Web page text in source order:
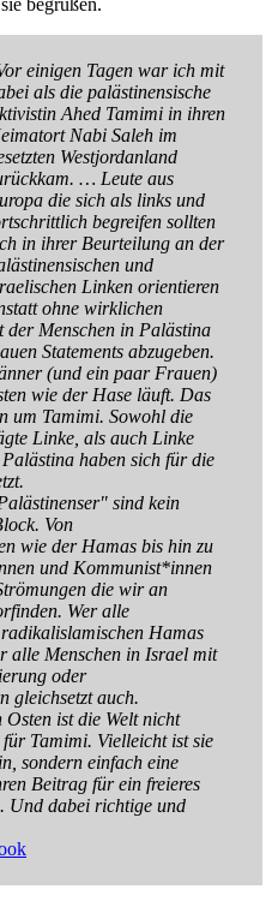
einigen Tagen war ich mit
als die palästinensische
Ahed Tamimi in ihren
Nabi Saleh im
Westjordanland
… Leute aus
die sich als links und
begreifen sollten
in ihrer Beurteilung an der
und
Linken orientieren
ohne wirklichen
Menschen in Palästina
Statements abzugeben.
(und ein paar Frauen)
wie der Hase läuft. Das
um Tamimi. Sowohl die
Linke, als auch Linke
haben sich für die
sind kein
Von
wie der Hamas bis hin zu
und Kommunist*innen
die wir an
Wer alle
Hamas
alle Menschen in Israel mit
oder
gleichsetzt auch.
ist die Welt nicht
Tamimi. Vielleicht ist sie
sondern einfach eine
Beitrag für ein freieres
Und dabei richtige und